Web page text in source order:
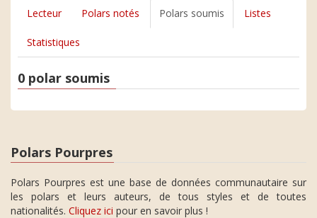
Lecteur Polars notés Polars soumis Listes
Statistiques
0 polar soumis
Polars Pourpres
Polars Pourpres est une base de données communautaire sur
les polars et leurs auteurs, de tous styles et de toutes
nationalités. Cliquez ici pour en savoir plus !